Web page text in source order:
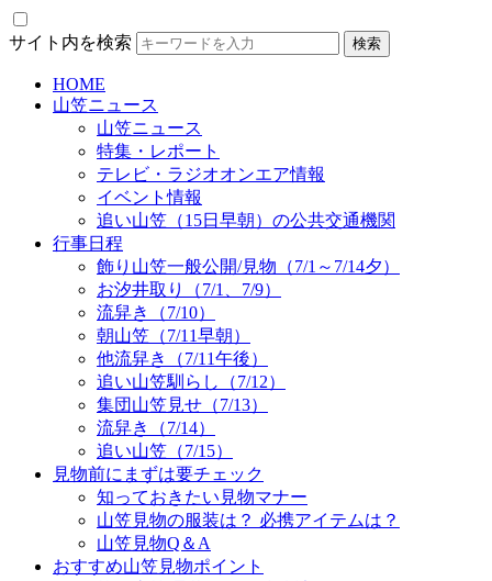
サイト内を検索
HOME
山笠ニュース
山笠ニュース
特集・レポート
テレビ・ラジオオンエア情報
イベント情報
追い山笠（15日早朝）の公共交通機関
行事日程
飾り山笠一般公開/見物（7/1～7/14夕）
お汐井取り（7/1、7/9）
流舁き（7/10）
朝山笠（7/11早朝）
他流舁き（7/11午後）
追い山笠馴らし（7/12）
集団山笠見せ（7/13）
流舁き（7/14）
追い山笠（7/15）
見物前にまずは要チェック
知っておきたい見物マナー
山笠見物の服装は？ 必携アイテムは？
山笠見物Q＆A
おすすめ山笠見物ポイント